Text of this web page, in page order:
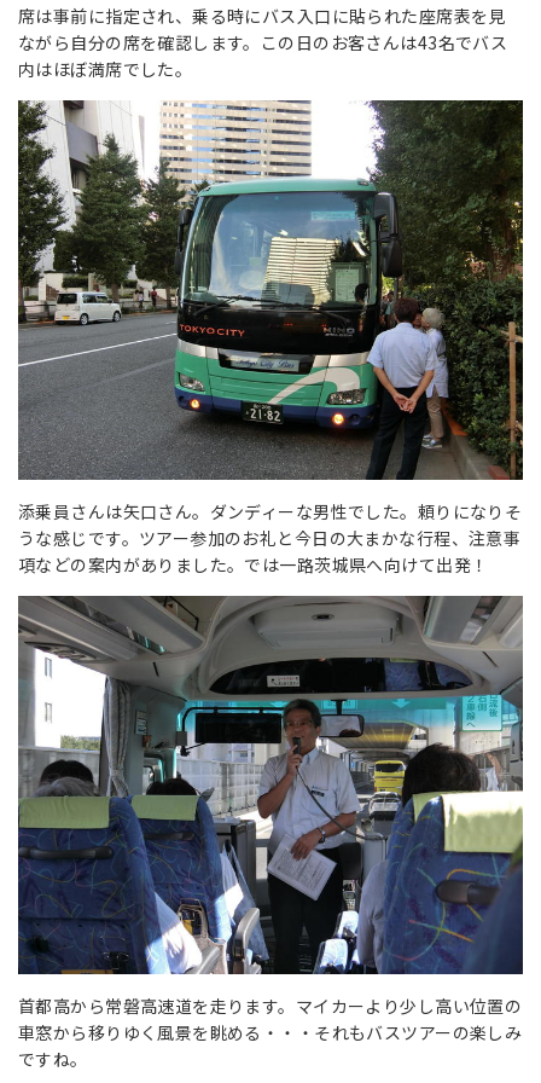
席は事前に指定され、乗る時にバス入口に貼られた座席表を見
ながら自分の席を確認します。この日のお客さんは43名でバス
内はほぼ満席でした。
添乗員さんは矢口さん。ダンディーな男性でした。頼りになりそ
うな感じです。ツアー参加のお礼と今日の大まかな行程、注意事
項などの案内がありました。では一路茨城県へ向けて出発！
首都高から常磐高速道を走ります。マイカーより少し高い位置の
車窓から移りゆく風景を眺める・・・それもバスツアーの楽しみ
ですね。